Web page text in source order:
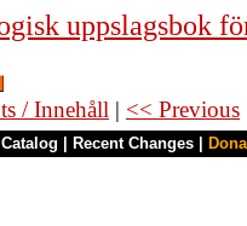
uppslagsbok
/ Innehåll | << Previous
Catalog Recent Changes